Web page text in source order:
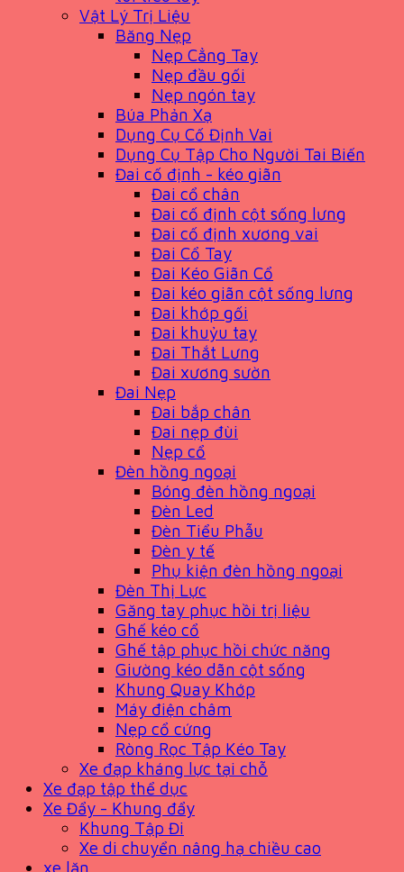
Vật Lý Trị Liệu
Băng Nẹp
Nẹp Cẳng Tay
Nẹp đầu gối
Nẹp ngón tay
Búa Phản Xạ
Dụng Cụ Cố Định Vai
Dụng Cụ Tập Cho Người Tai Biến
Đai cố định - kéo giãn
Đai cổ chân
Đai cố định cột sống lưng
Đai cố định xương vai
Đai Cổ Tay
Đai Kéo Giãn Cổ
Đai kéo giãn cột sống lưng
Đai khớp gối
Đai khuỷu tay
Đai Thắt Lưng
Đai xương sườn
Đai Nẹp
Đai bắp chân
Đai nẹp đùi
Nẹp cổ
Đèn hồng ngoại
Bóng đèn hồng ngoại
Đèn Led
Đèn Tiểu Phẫu
Đèn y tế
Phụ kiện đèn hồng ngoại
Đèn Thị Lực
Găng tay phục hồi trị liệu
Ghế kéo cổ
Ghế tập phục hồi chức năng
Giường kéo dãn cột sống
Khung Quay Khớp
Máy điện châm
Nẹp cổ cứng
Ròng Rọc Tập Kéo Tay
Xe đạp kháng lực tại chỗ
Xe đạp tập thể dục
Xe Đẩy - Khung đẩy
Khung Tập Đi
Xe di chuyển nâng hạ chiều cao
xe lăn